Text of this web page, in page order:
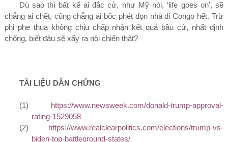
Dù sao thì bất kể ai đắc cử, như Mỹ nói, ‘life goes on’, sẽ
chẳng ai chết, cũng chẳng ai bốc phét dọn nhà đi Congo hết. Trừ
phi phe thua không chịu chấp nhận kết quả bầu cử, nhất định
chống, biết đâu sẽ xẩy ra nội chiến thật?
TÀI LIỆU DẪN CHỨNG
(1)
https://www.newsweek.com/donald-trump-approval-
rating-1529058
(2)
https://www.realclearpolitics.com/elections/trump-vs-
biden-top-battleground-states/